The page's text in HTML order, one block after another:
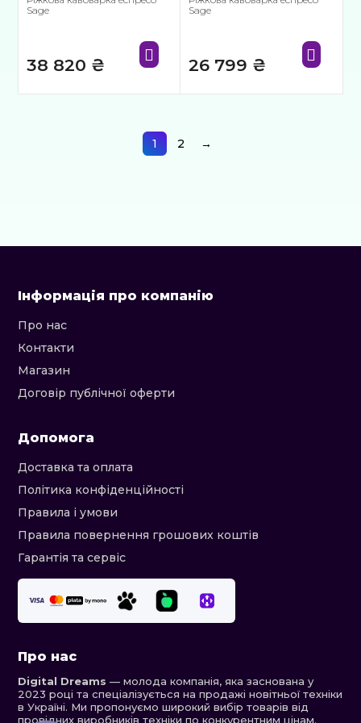
Sage
38 820 ₴
Sage
26 799 ₴
1 2 →
Інформація про компанію
Про нас
Контакти
Магазин
Договір публічної оферти
Допомога
Доставка та оплата
Політика конфіденційності
Правила і умови
Правила повернення грошових коштів
Гарантія та сервіс
Про нас
Digital Dreams — молода компанія, яка заснована у
2023 році та спеціалізується на продажі новітньої техніки
в Україні. Ми пропонуємо широкий вибір товарів від
провідних виробників техніки по конкурентним цінам.